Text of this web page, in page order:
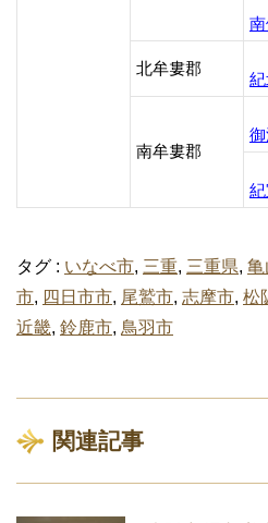
北牟婁郡
南牟婁郡
タグ : いなべ市, 三重, 三重県, 亀
市, 四日市市, 尾鷲市, 志摩市, 松
近畿, 鈴鹿市, 鳥羽市
関連記事